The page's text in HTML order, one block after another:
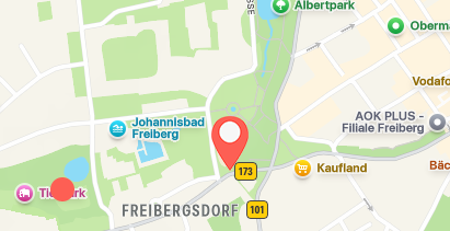
Kontakt
Impressum
Anmelden